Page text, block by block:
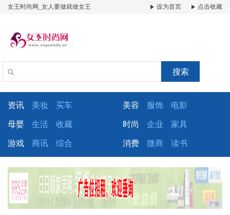
女王时尚网_女人要做就做女王 设为首页 点击收藏
搜索
资讯 美妆 买车 美容 服饰 电影
母婴 生活 收藏 时尚 企业 家具
游戏 商讯 综合 消费 微商 读书
广告